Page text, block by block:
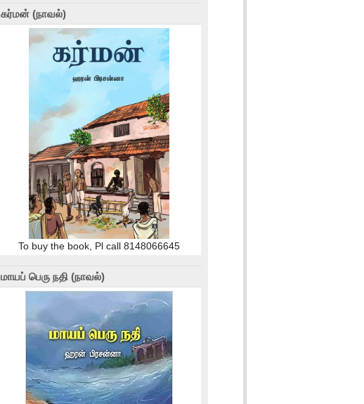
கர்மன் (நாவல்)
To buy the book, Pl call 8148066645
மாயப் பெரு நதி (நாவல்)